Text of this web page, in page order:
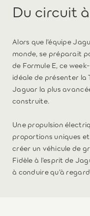
Du circuit
Alors que l’équipe
monde, se préparait
de Formule E, ce
idéale de présenter la
Jaguar la plus
construite.
Une propulsion
proportions uniques
créer un véhicule de
Fidèle à l’esprit de
à conduire qu’à